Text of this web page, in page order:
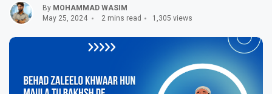
By MOHAMMAD WASIM
May 25, 2024
2 mins read 1,305 views